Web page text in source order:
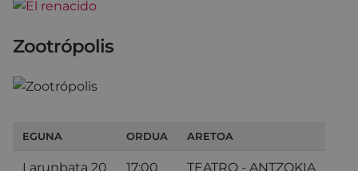
Zootrópolis
EGUNA ORDUA ARETOA
Larunbata 20 17:00 TEATRO - ANTZOKIA